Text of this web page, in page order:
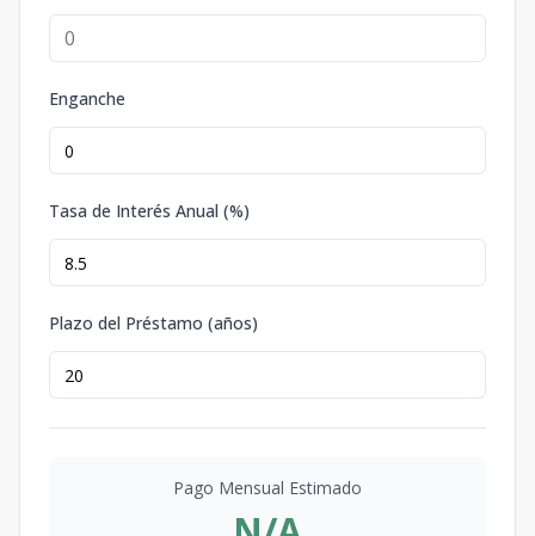
Enganche
Tasa de Interés Anual (%)
Plazo del Préstamo (años)
Pago Mensual Estimado